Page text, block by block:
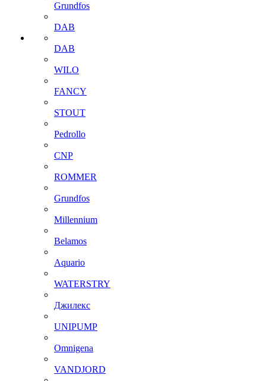
Grundfos
DAB
DAB
WILO
FANCY
STOUT
Pedrollo
CNP
ROMMER
Grundfos
Millennium
Belamos
Aquario
WATERSTRY
Джилекс
UNIPUMP
Omnigena
VANDJORD